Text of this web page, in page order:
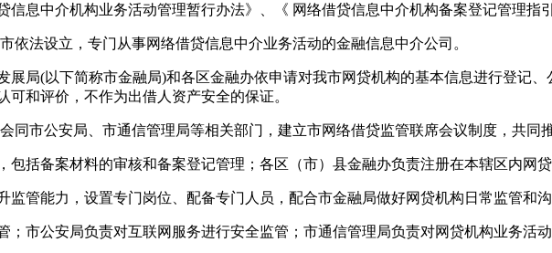
息中介机构业务活动管理暂行办法》、《 网络借贷信息中介机构备案登记管理指
法设立，专门从事网络借贷信息中介业务活动的金融信息中介公司。
(以下简称市金融局)和各区金融办依申请对我市网贷机构的基本信息进行登记、
和评价，不作为出借人资产安全的保证。
市公安局、市通信管理局等相关部门，建立市网络借贷监管联席会议制度，共同
备案材料的审核和备案登记管理；各区（市）县金融办负责注册在本辖区内网贷
能力，设置专门岗位、配备专门人员，配合市金融局做好网贷机构日常监管和沟
公安局负责对互联网服务进行安全监管；市通信管理局负责对网贷机构业务活动